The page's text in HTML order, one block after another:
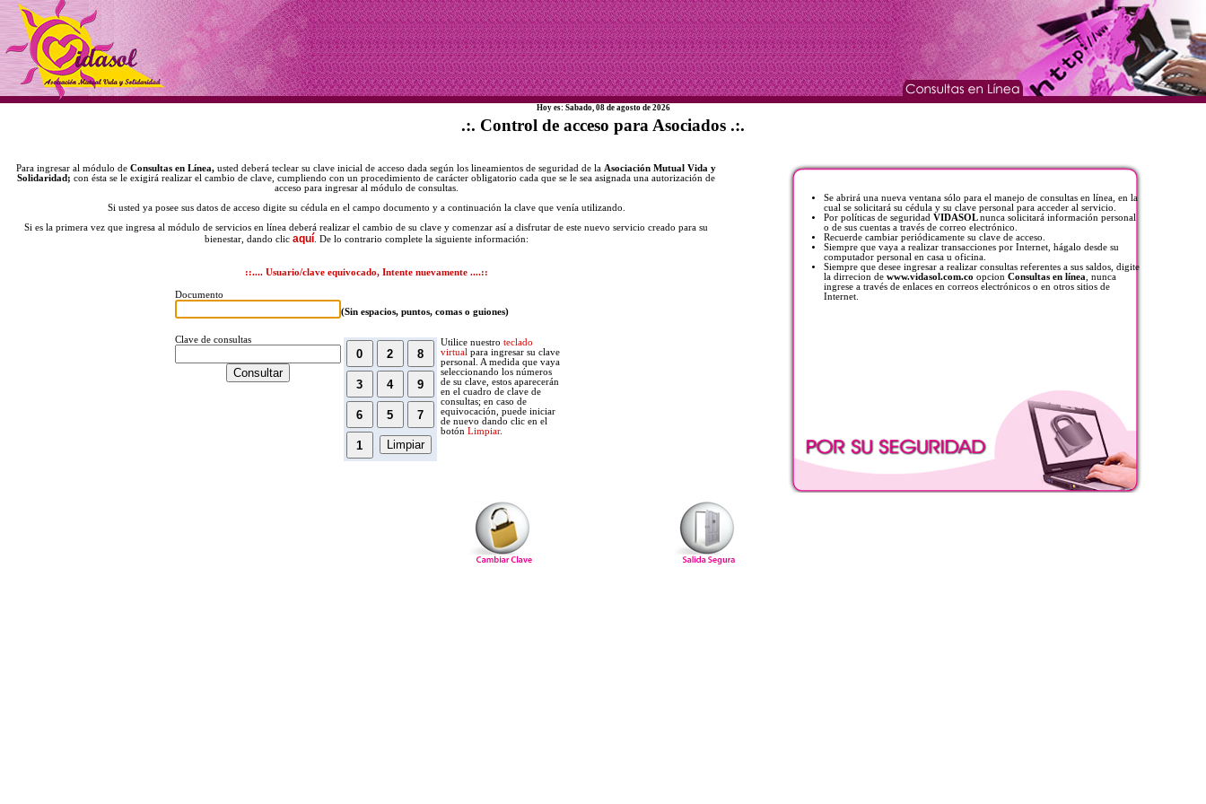
Hoy es: Sabado, 08 de agosto de 2026
.:. Control de acceso para Asociados .:.
Para ingresar al módulo de Consultas en Línea, usted deberá teclear su clave inicial de acceso dada según los lineamientos de seguridad de la Asociación Mutual Vida y
Solidaridad; con ésta se le exigirá realizar el cambio de clave, cumpliendo con un procedimiento de carácter obligatorio cada que se le sea asignada una autorización de
acceso para ingresar al módulo de consultas.
Si usted ya posee sus datos de acceso digite su cédula en el campo documento y a continuación la clave que venía utilizando.
Si es la primera vez que ingresa al módulo de servicios en línea deberá realizar el cambio de su clave y comenzar así a disfrutar de este nuevo servicio creado para su
bienestar, dando clic aquí. De lo contrario complete la siguiente información:
::.... Usuario/clave equivocado, Intente nuevamente ....::
Documento
(Sin espacios, puntos, comas o guiones)
Clave de consultas Utilice nuestro teclado
virtual para ingresar su clave
personal. A medida que vaya
seleccionando los números
de su clave, estos aparecerán
en el cuadro de clave de
consultas; en caso de
equivocación, puede iniciar
de nuevo dando clic en el
botón Limpiar.
Se abrirá una nueva ventana sólo para el manejo de consultas en línea, en la
cual se solicitará su cédula y su clave personal para acceder al servicio.
Por políticas de seguridad VIDASOLnunca solicitará información personal
o de sus cuentas a través de correo electrónico.
Recuerde cambiar periódicamente su clave de acceso.
Siempre que vaya a realizar transacciones por Internet, hágalo desde su
computador personal en casa u oficina.
Siempre que desee ingresar a realizar consultas referentes a sus saldos, digite
la dirrecion de www.vidasol.com.co opcion Consultas en línea , nunca
ingrese a través de enlaces en correos electrónicos o en otros sitios de
Internet.